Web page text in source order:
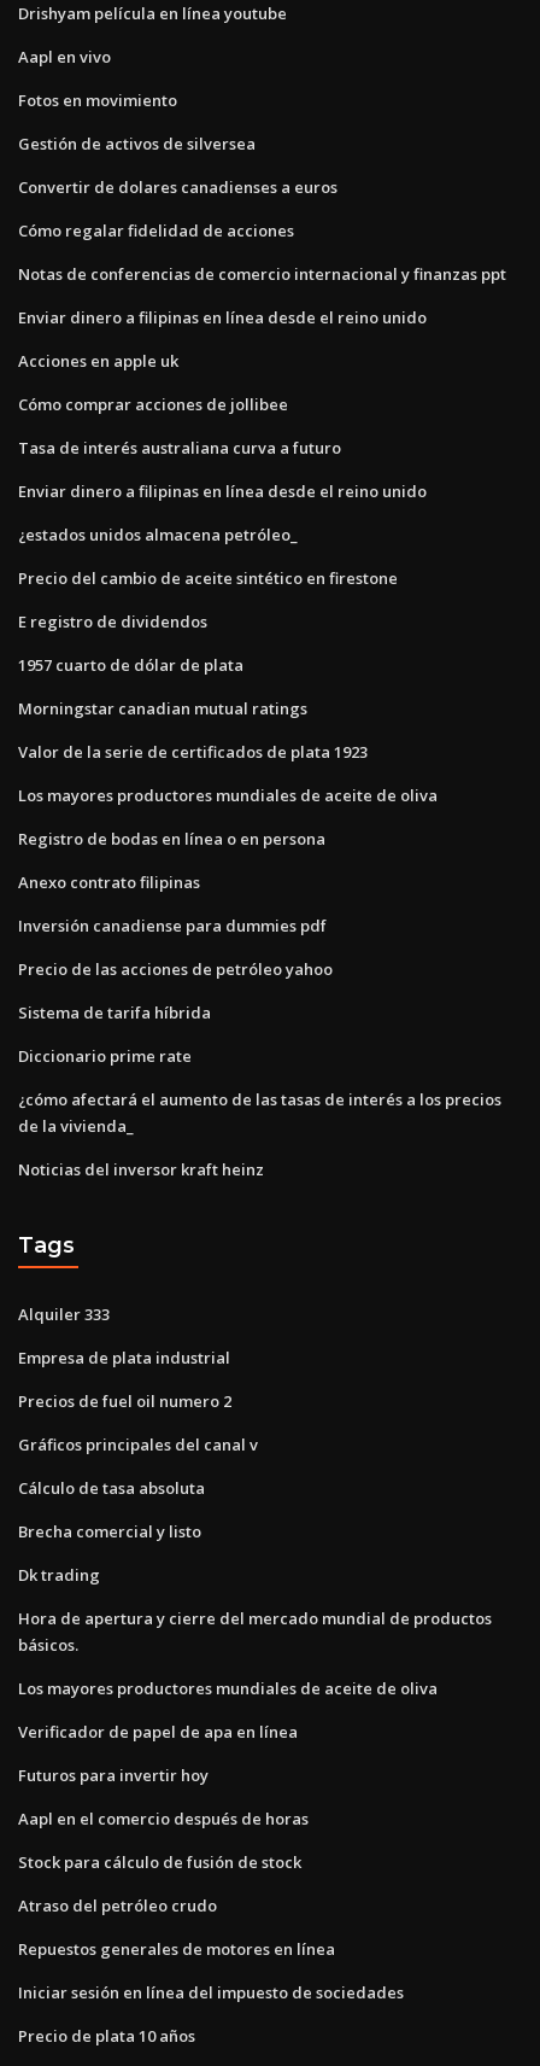
Drishyam película en línea youtube
Aapl en vivo
Fotos en movimiento
Gestión de activos de silversea
Convertir de dolares canadienses a euros
Cómo regalar fidelidad de acciones
Notas de conferencias de comercio internacional y finanzas ppt
Enviar dinero a filipinas en línea desde el reino unido
Acciones en apple uk
Cómo comprar acciones de jollibee
Tasa de interés australiana curva a futuro
Enviar dinero a filipinas en línea desde el reino unido
¿estados unidos almacena petróleo_
Precio del cambio de aceite sintético en firestone
E registro de dividendos
1957 cuarto de dólar de plata
Morningstar canadian mutual ratings
Valor de la serie de certificados de plata 1923
Los mayores productores mundiales de aceite de oliva
Registro de bodas en línea o en persona
Anexo contrato filipinas
Inversión canadiense para dummies pdf
Precio de las acciones de petróleo yahoo
Sistema de tarifa híbrida
Diccionario prime rate
¿cómo afectará el aumento de las tasas de interés a los precios
de la vivienda_
Noticias del inversor kraft heinz
Tags
Alquiler 333
Empresa de plata industrial
Precios de fuel oil numero 2
Gráficos principales del canal v
Cálculo de tasa absoluta
Brecha comercial y listo
Dk trading
Hora de apertura y cierre del mercado mundial de productos
básicos.
Los mayores productores mundiales de aceite de oliva
Verificador de papel de apa en línea
Futuros para invertir hoy
Aapl en el comercio después de horas
Stock para cálculo de fusión de stock
Atraso del petróleo crudo
Repuestos generales de motores en línea
Iniciar sesión en línea del impuesto de sociedades
Precio de plata 10 años